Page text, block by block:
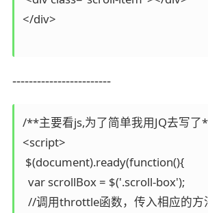
</div>
------------------------
/**主要看js,为了简单我用JQ去写
<script>
$(document).ready(function(){
  var scrollBox = $('.scroll-box');
//调用throttle函数，传入相应的